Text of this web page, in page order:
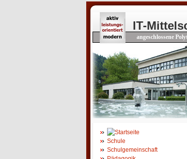
IT-
angeschlossene
Schule
Schulgemeinschaft